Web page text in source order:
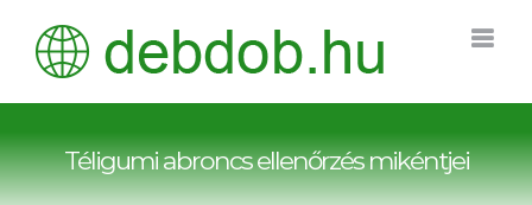
Téligumi abroncs ellenőrzés mikéntjei